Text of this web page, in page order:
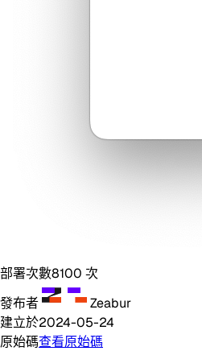
部署次數8100 次
發布者
Zeabur
建立於2024-05-24
原始碼查看原始碼